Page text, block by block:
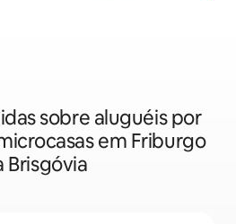
sobre aluguéis por
em Friburgo
Brisgóvia